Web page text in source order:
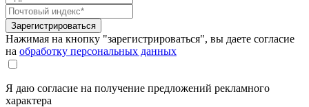
Зарегистрироваться
Нажимая на кнопку "зарегистрироваться", вы даете согласие
на обработку персональных данных
Я даю согласие на получение предложений рекламного
характера